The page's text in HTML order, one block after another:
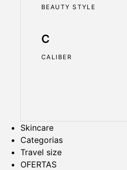
BEAUTY STYLE
C
CALIBER
Skincare
Categorias
Travel size
OFERTAS